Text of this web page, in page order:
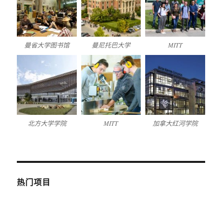
曼省大学图书馆 曼尼托巴大学 MITT
北方大学学院 MITT 加拿大红河学院
热门项目